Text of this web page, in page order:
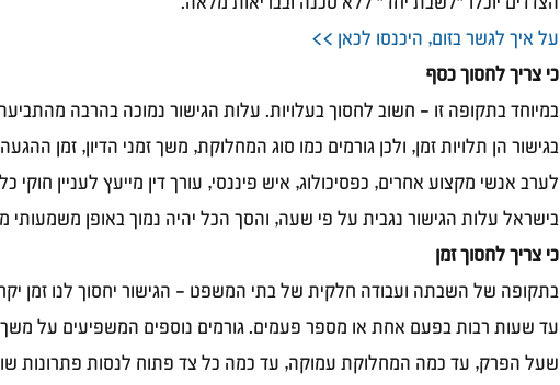
על איך לגשר בזום, היכנסו לכאן >>
כי צריך לחסוך כסף
במיוחד בתקופה זו – חשוב לחסוך בעלויות. עלות הגישור נמוכה בהרבה
בגישור הן תלויות זמן, ולכן גורמים כמו סוג המחלוקת, משך זמני הדיון, זמן
לערב אנשי מקצוע אחרים, כפסיכולוג, איש פיננסי, עורך דין מייעץ לעניין חוקי
בישראל עלות הגישור נגבית על פי שעה, והסך הכל יהיה נמוך באופן משמעותי
כי צריך לחסוך זמן
בתקופה של השבתה ועבודה חלקית של בתי המשפט – הגישור יחסוך לנו זמן
עד שעות רבות בפעם אחת או מספר פעמים. גורמים נוספים המשפיעים על
שעל הפרק, עד כמה המחלוקת עמוקה, עד כמה כל צד פתוח לנסות פתרונות